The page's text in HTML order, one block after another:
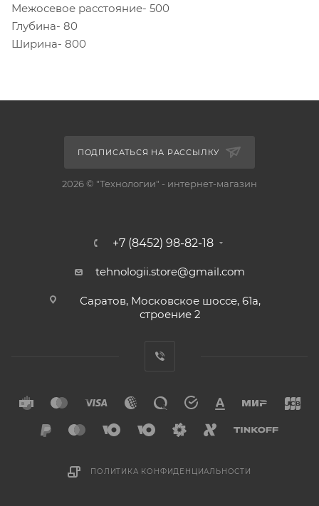
Межосевое расстояние- 500
Глубина- 80
Ширина- 800
ПОДПИСАТЬСЯ НА РАССЫЛКУ
2026 © "Технологии" - интернет-магазин
+7 (8452) 98-82-18
tehnologii.store@gmail.com
Саратов, Московское шоссе, 61а,
строение 2
ПОЛИТИКА КОНФИДЕНЦИАЛЬНОСТИ